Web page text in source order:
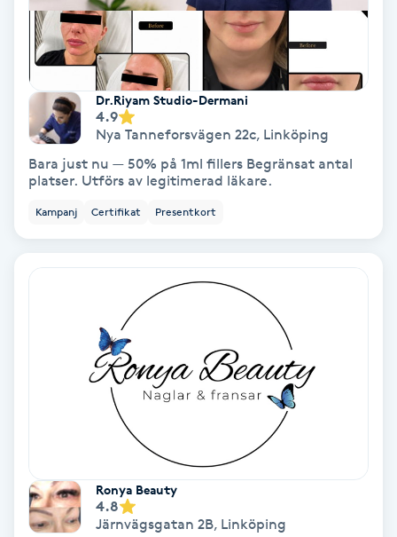
Hypnos
Hårborttagning
Hårbottenbehandling
Hårförlängning
Hårvård
Idrottsmassage
IPL hårborttagning
IR-massage
Dr.Riyam Studio-Dermani
4.9
Nya Tanneforsvägen 22c, Linköping
Bara just nu — 50% på 1ml fillers Begränsat antal
platser. Utförs av legitimerad läkare.
Kampanj Certifikat Presentkort
Ronya Beauty
4.8
Järnvägsgatan 2B, Linköping